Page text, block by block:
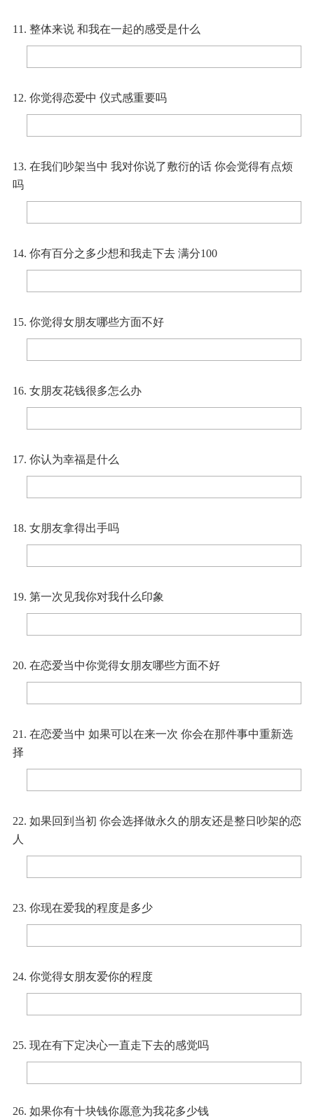
11. 整体来说 和我在一起的感受是什么
12. 你觉得恋爱中 仪式感重要吗
13. 在我们吵架当中 我对你说了敷衍的话 你会觉得有点烦
吗
14. 你有百分之多少想和我走下去 满分100
15. 你觉得女朋友哪些方面不好
16. 女朋友花钱很多怎么办
17. 你认为幸福是什么
18. 女朋友拿得出手吗
19. 第一次见我你对我什么印象
20. 在恋爱当中你觉得女朋友哪些方面不好
21. 在恋爱当中 如果可以在来一次 你会在那件事中重新选
择
22. 如果回到当初 你会选择做永久的朋友还是整日吵架的恋
人
23. 你现在爱我的程度是多少
24. 你觉得女朋友爱你的程度
25. 现在有下定决心一直走下去的感觉吗
26. 如果你有十块钱你愿意为我花多少钱